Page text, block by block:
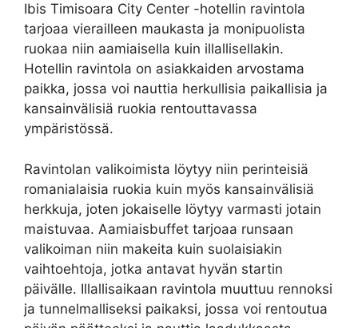
Ibis Timisoara City Center -hotellin ravintola
tarjoaa vierailleen maukasta ja monipuolista
ruokaa niin aamiaisella kuin illallisellakin.
Hotellin ravintola on asiakkaiden arvostama
paikka, jossa voi nauttia herkullisia paikallisia ja
kansainvälisiä ruokia rentouttavassa
ympäristössä.
Ravintolan valikoimista löytyy niin perinteisiä
romanialaisia ruokia kuin myös kansainvälisiä
herkkuja, joten jokaiselle löytyy varmasti jotain
maistuvaa. Aamiaisbuffet tarjoaa runsaan
valikoiman niin makeita kuin suolaisiakin
vaihtoehtoja, jotka antavat hyvän startin
päivälle. Illallisaikaan ravintola muuttuu rennoksi
ja tunnelmalliseksi paikaksi, jossa voi rentoutua